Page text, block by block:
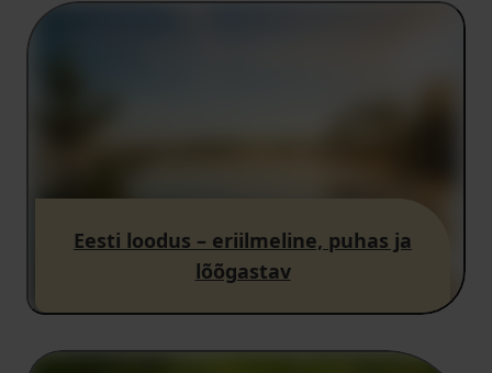
Eesti loodus – eriilmeline, puhas ja
lõõgastav